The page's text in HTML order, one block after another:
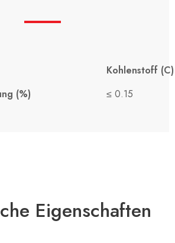
Kohlenstoff (C)
(%)
≤ 0.15
Eigenschaften